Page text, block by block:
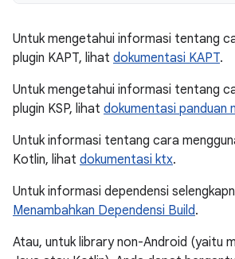
Untuk mengetahui informasi tentang
plugin KAPT, lihat dokumentasi KAPT.
Untuk mengetahui informasi tentang
plugin KSP, lihat dokumentasi panduan
Untuk informasi tentang cara
Kotlin, lihat dokumentasi ktx.
Untuk informasi dependensi
Menambahkan Dependensi Build.
Atau, untuk library non-Android (yaitu